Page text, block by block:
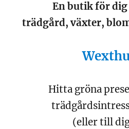
En butik för
trädgård, växter,
Hitta gröna
(eller till